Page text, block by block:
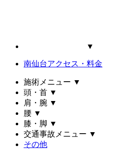
▼
南仙台アクセス・料金
施術メニュー ▼
頭・首 ▼
肩・腕 ▼
腰 ▼
膝・脚 ▼
交通事故メニュー ▼
その他